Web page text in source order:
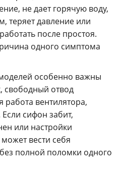
не дает горячую воду,
теряет давление или
после простоя.
одного симптома
особенно важны
свободный отвод
работа вентилятора,
сифон забит,
или настройки
вести себя
полной поломки одного